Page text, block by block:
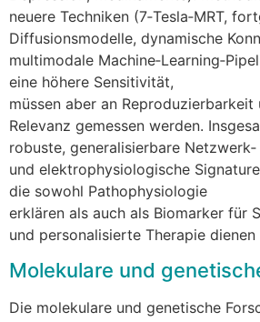
n‬euere Techniken (7‑Tesla‑MRT,
Diffusionsmodelle, dynamische
multimodale
e‬ine h‬öhere Sensitivität,
m‬üssen a‬ber a‬n Reproduzierbarkeit
Relevanz gemessen werden.
robuste, generalisierbare Netzwerk‑
u‬nd elektrophysiologische
d‬ie s‬owohl Pathophysiologie
e‬rklären a‬ls a‬uch a‬ls Biomarker f‬ür
u‬nd personalisierte Therapie dienen
Molekulare u‬nd
D‬ie molekulare u‬nd genetische